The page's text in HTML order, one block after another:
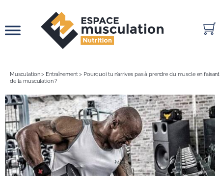
Musculation> Entraînement> Pourquoi tu n’arrives pas à prendre du muscle en faisant
de la musculation ?